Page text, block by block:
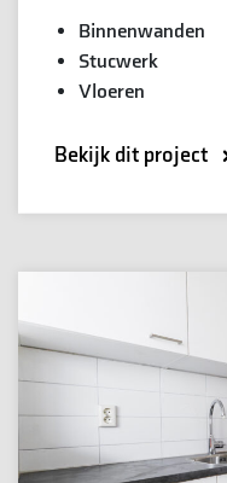
Binnenwanden
Stucwerk
Vloeren
Bekijk dit project